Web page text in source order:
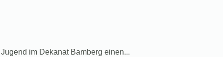
im Dekanat Bamberg einen...